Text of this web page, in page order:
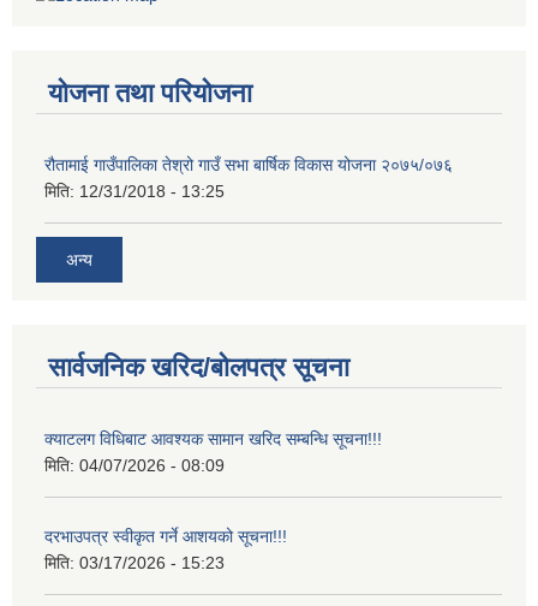
योजना तथा परियोजना
रौतामाई गाउँपालिका तेश्रो गाउँ सभा बार्षिक विकास योजना २०७५/०७६
मिति: 12/31/2018 - 13:25
अन्य
सार्वजनिक खरिद/बोलपत्र सूचना
क्याटलग विधिबाट आवश्यक सामान खरिद सम्बन्धि सूचना!!!
मिति: 04/07/2026 - 08:09
दरभाउपत्र स्वीकृत गर्ने आशयको सूचना!!!
मिति: 03/17/2026 - 15:23